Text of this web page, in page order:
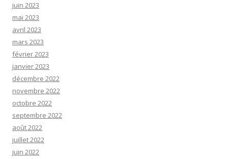
juin 2023
mai 2023
avril 2023
mars 2023
février 2023
janvier 2023
décembre 2022
novembre 2022
octobre 2022
septembre 2022
août 2022
juillet 2022
juin 2022